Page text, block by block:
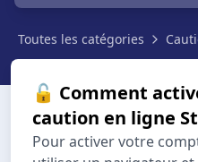
Toutes les catégories
🔓 Comment
caution en ligne
Pour activer votre